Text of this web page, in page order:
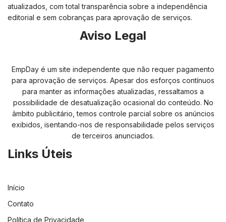
atualizados, com total transparência sobre a independência
editorial e sem cobranças para aprovação de serviços.
Aviso Legal
EmpDay é um site independente que não requer pagamento
para aprovação de serviços. Apesar dos esforços contínuos
para manter as informações atualizadas, ressaltamos a
possibilidade de desatualização ocasional do conteúdo. No
âmbito publicitário, temos controle parcial sobre os anúncios
exibidos, isentando-nos de responsabilidade pelos serviços
de terceiros anunciados.
Links Úteis
Início
Contato
Política de Privacidade